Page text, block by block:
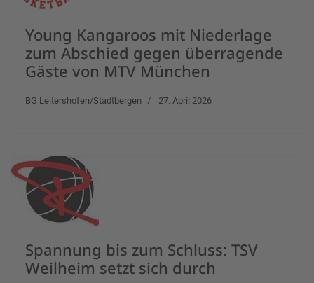
Young Kangaroos mit Niederlage
zum Abschied gegen überragende
Gäste von MTV München
BG Leitershofen/Stadtbergen 27. April 2026
Spannung bis zum Schluss: TSV
Weilheim setzt sich durch